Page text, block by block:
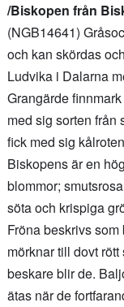
/Biskopen från
(NGB14641)
och kan skördas
Ludvika i Dalarna
Grangärde
med sig sorten från
fick med sig
Biskopens är en
blommor;
söta och krispiga
Fröna beskrivs
mörknar till dovt
beskare blir de.
ätas när de